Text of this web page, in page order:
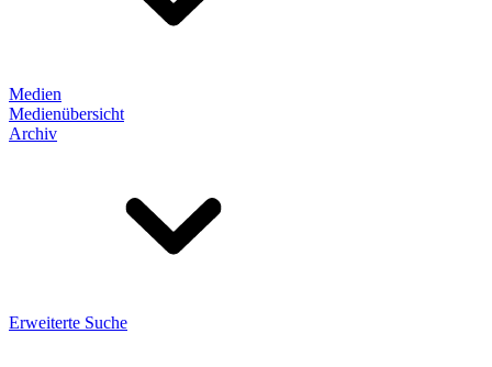
Medien
Medienübersicht
Archiv
Erweiterte Suche